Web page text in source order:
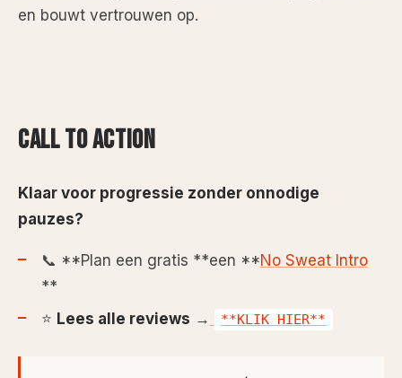
en bouwt vertrouwen op.
CALL TO ACTION
Klaar voor progressie zonder onnodige
pauzes?
📞 **Plan een gratis **een **No Sweat Intro
**
⭐ Lees alle reviews → **KLIK HIER**